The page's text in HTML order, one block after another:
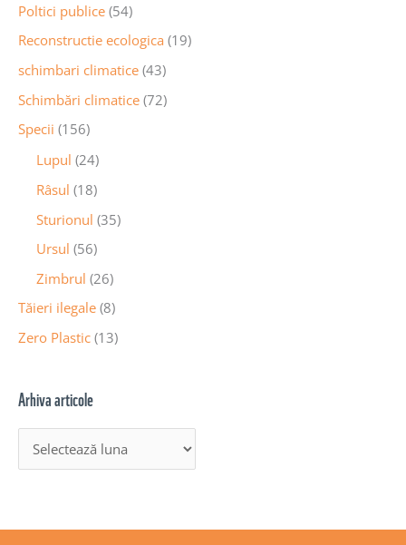
Poltici publice (54)
Reconstructie ecologica (19)
schimbari climatice (43)
Schimbări climatice (72)
Specii (156)
Lupul (24)
Râsul (18)
Sturionul (35)
Ursul (56)
Zimbrul (26)
Tăieri ilegale (8)
Zero Plastic (13)
Arhiva articole